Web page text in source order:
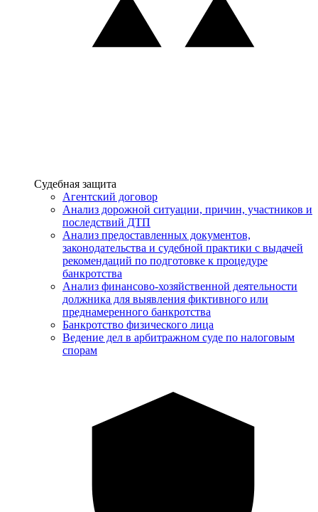
Услуги
Судебная защита
Агентский договор
Анализ дорожной ситуации, причин, участников и
последствий ДТП
Анализ предоставленных документов,
законодательства и судебной практики с выдачей
рекомендаций по подготовке к процедуре
банкротства
Анализ финансово-хозяйственной деятельности
должника для выявления фиктивного или
преднамеренного банкротства
Банкротство физического лица
Ведение дел в арбитражном суде по налоговым
спорам